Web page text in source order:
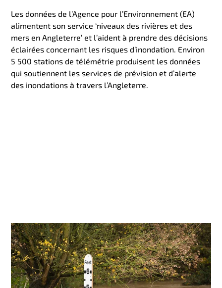
Les données de l’Agence pour l’Environnement (EA)
alimentent son service ‘niveaux des rivières et des
mers en Angleterre’ et l’aident à prendre des décisions
éclairées concernant les risques d’inondation. Environ
5 500 stations de télémétrie produisent les données
qui soutiennent les services de prévision et d’alerte
des inondations à travers l’Angleterre.